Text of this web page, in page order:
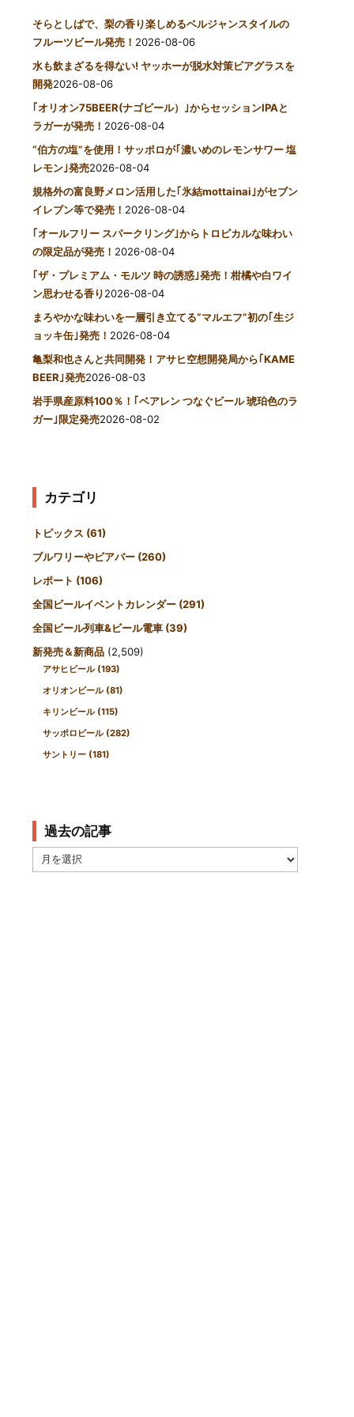
そらとしばで、梨の香り楽しめるベルジャンスタイルの
フルーツビール発売！ 2026-08-06
水も飲まざるを得ない! ヤッホーが脱水対策ビアグラスを
開発2026-08-06
｢オリオン75BEER(ナゴビール）｣からセッションIPAと
ラガーが発売！ 2026-08-04
“伯方の塩”を使用！サッポロが｢濃いめのレモンサワー 塩
レモン｣発売2026-08-04
規格外の富良野メロン活用した｢氷結mottainai｣がセブン
イレブン等で発売！ 2026-08-04
｢オールフリー スパークリング｣からトロピカルな味わい
の限定品が発売！ 2026-08-04
｢ザ・プレミアム・モルツ 時の誘惑｣発売！柑橘や白ワイ
ン思わせる香り2026-08-04
まろやかな味わいを一層引き立てる“マルエフ”初の｢生ジ
ョッキ缶｣発売！ 2026-08-04
亀梨和也さんと共同開発！アサヒ空想開発局から｢KAME
BEER｣発売2026-08-03
岩手県産原料100％！｢ベアレン つなぐビール 琥珀色のラ
ガー｣限定発売2026-08-02
カテゴリ
トピックス (61)
ブルワリーやビアバー (260)
レポート (106)
全国ビールイベントカレンダー (291)
全国ビール列車&ビール電車 (39)
新発売＆新商品 (2,509)
アサヒビール (193)
オリオンビール (81)
キリンビール (115)
サッポロビール (282)
サントリー (181)
過去の記事
去